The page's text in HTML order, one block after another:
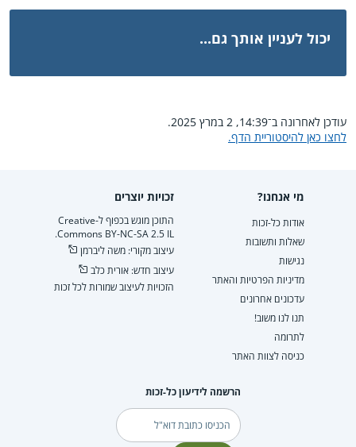
יכול לעניין אותך גם...
עודכן לאחרונה ב־14:39, 2 במרץ 2025.
לחצו כאן להיסטוריית הדף.
מי אנחנו?
אודות כל-זכות
שאלות ותשובות
נגישות
מדיניות הפרטיות והאתר
עדכונים אחרונים
תנו לנו משוב!
לתרומה
כניסה לצוות האתר
זכויות יוצרים
התוכן מוגש בכפוף ל-Creative
Commons BY-NC-SA 2.5 IL.
עיצוב מקורי: משה ליברמן
עיצוב חדש: אורית כלב
הזכויות לעיצוב שמורות לכל זכות
הרשמה לידיעון כל-זכות
דוא"ל